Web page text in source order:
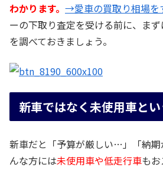
わかります。 →愛車の買取り相場を
ーの下取り査定を受ける前に、ま
を調べておきましょう。
新車ではなく未使用車と
新車だと「予算が厳しい…」「納
んな方には未使用車や低走行車も